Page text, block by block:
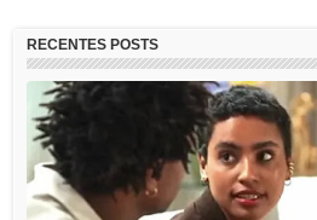
RECENTES POSTS